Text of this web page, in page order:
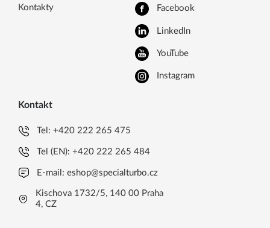
Kontakty Facebook
LinkedIn
YouTube
Instagram
Kontakt
Tel:+420 222 265 475
Tel (EN):+420 222 265 484
E-mail:eshop@specialturbo.cz
Kischova 1732/5, 140 00 Praha
4, CZ